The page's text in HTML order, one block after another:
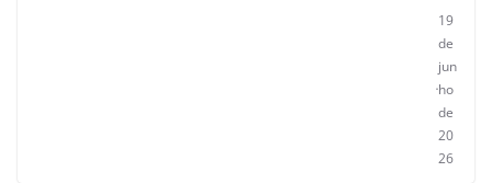
19
de
jun
ho
de
20
26